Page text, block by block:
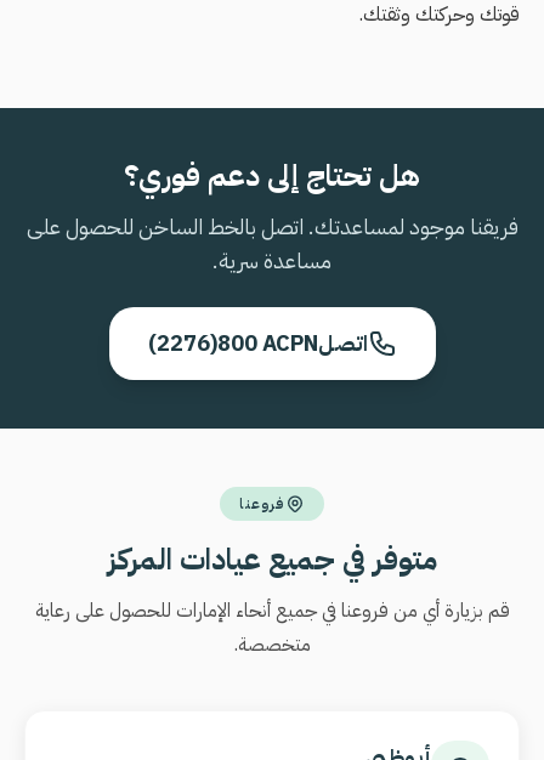
قوتك وحركتك وثقتك.
هل تحتاج إلى دعم فوري؟
فريقنا موجود لمساعدتك. اتصل بالخط الساخن للحصول على
مساعدة سرية.
اتصل800 ACPN
(2276)
فروعنا
متوفر في جميع عيادات المركز
قم بزيارة أي من فروعنا في جميع أنحاء الإمارات للحصول على رعاية
متخصصة.